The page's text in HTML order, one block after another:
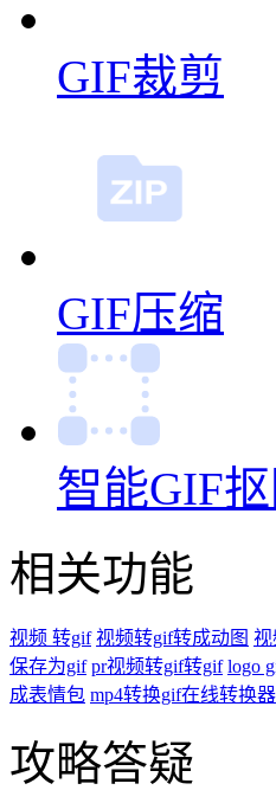
GIF裁剪
GIF压缩
智能GIF抠
相关功能
视频 转gif 视频转gif转成动图 视
保存为gif pr视频转gif转gif logo
成表情包 mp4转换gif在线转换器
攻略答疑